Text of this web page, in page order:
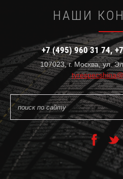
НАШИ
+7 (495) 960 31 74
107023, г. Москва, ул.